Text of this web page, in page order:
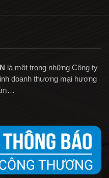
là một trong những Công ty
doanh thương mại hương